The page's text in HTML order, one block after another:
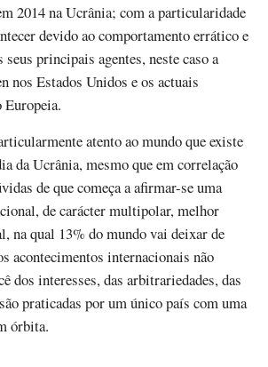
2014 na Ucrânia; com a particularidade
devido ao comportamento errático e
seus principais agentes, neste caso a
nos Estados Unidos e os actuais
atento ao mundo que existe
da Ucrânia, mesmo que em correlação
de que começa a afirmar-se uma
de carácter multipolar, melhor
na qual 13% do mundo vai deixar de
acontecimentos internacionais não
dos interesses, das arbitrariedades, das
praticadas por um único país com uma
órbita.